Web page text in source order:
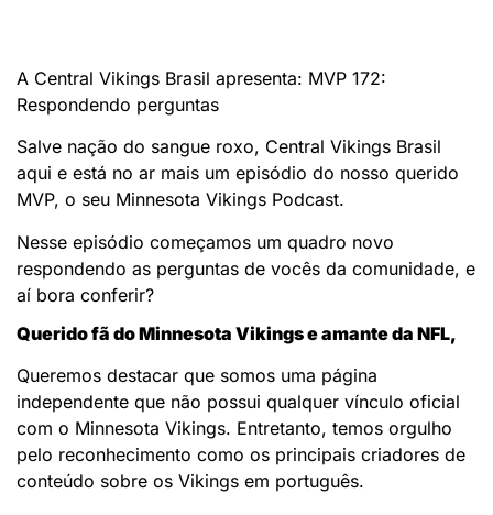
A Central Vikings Brasil apresenta: MVP 172:
Respondendo perguntas
Salve nação do sangue roxo, Central Vikings Brasil
aqui e está no ar mais um episódio do nosso querido
MVP, o seu Minnesota Vikings Podcast.
Nesse episódio começamos um quadro novo
respondendo as perguntas de vocês da comunidade, e
aí bora conferir?
Querido fã do Minnesota Vikings e amante da NFL,
Queremos destacar que somos uma página
independente que não possui qualquer vínculo oficial
com o Minnesota Vikings. Entretanto, temos orgulho
pelo reconhecimento como os principais criadores de
conteúdo sobre os Vikings em português.